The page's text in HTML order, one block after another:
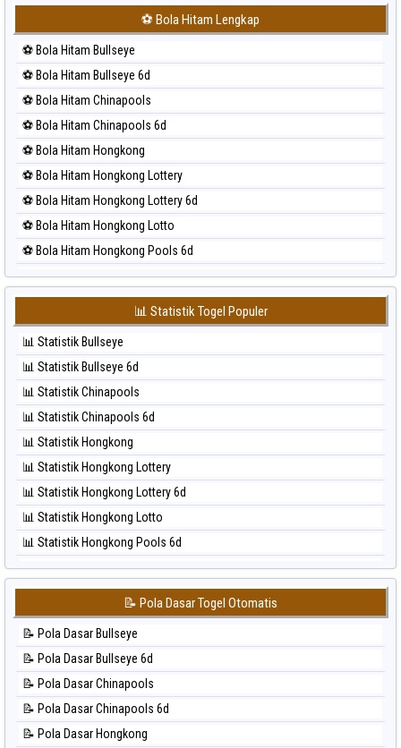
⚽ Bola Merah Japan 6d
⚽ Bola Merah Korea
⚽ Bola Merah Kuda Lari
⚽ Bola Merah Magnum Cambodia
⚽ Bola Merah Nagoya
⚽ Bola Merah North Carolina Day
⚽ Bola Merah Pcso
⚽ Bola Merah Sao Paulo
⚽ Bola Merah Singapore
⚽ Bola Merah Sydney
⚽ Bola Merah Sydney Lottery
⚽ Bola Merah Sydney Lottery 6d
⚽ Bola Merah Sydney Lotto
⚽ Bola Merah Sydney Pools 6d
⚽ Bola Merah Taipei
⚽ Bola Merah Taiwan
⚽ Bola Hitam Lengkap
⚽ Bola Hitam Bullseye
⚽ Bola Hitam Bullseye 6d
⚽ Bola Hitam Chinapools
⚽ Bola Hitam Chinapools 6d
⚽ Bola Hitam Hongkong
⚽ Bola Hitam Hongkong Lottery
⚽ Bola Hitam Hongkong Lottery 6d
⚽ Bola Hitam Hongkong Lotto
⚽ Bola Hitam Hongkong Pools 6d
⚽ Bola Hitam Japan
⚽ Bola Hitam Japan 6d
⚽ Bola Hitam Korea
⚽ Bola Hitam Kuda Lari
⚽ Bola Hitam Magnum Cambodia
⚽ Bola Hitam Nagoya
⚽ Bola Hitam North Carolina Day
⚽ Bola Hitam Pcso
⚽ Bola Hitam Sao Paulo
⚽ Bola Hitam Singapore
⚽ Bola Hitam Sydney
⚽ Bola Hitam Sydney Lottery
⚽ Bola Hitam Sydney Lottery 6d
⚽ Bola Hitam Sydney Lotto
⚽ Bola Hitam Sydney Pools 6d
⚽ Bola Hitam Taipei
⚽ Bola Hitam Taiwan
📊 Statistik Togel Populer
📊 Statistik Bullseye
📊 Statistik Bullseye 6d
📊 Statistik Chinapools
📊 Statistik Chinapools 6d
📊 Statistik Hongkong
📊 Statistik Hongkong Lottery
📊 Statistik Hongkong Lottery 6d
📊 Statistik Hongkong Lotto
📊 Statistik Hongkong Pools 6d
📊 Statistik Japan
📊 Statistik Japan 6d
📊 Statistik Korea
📊 Statistik Kuda Lari
📊 Statistik Magnum Cambodia
📊 Statistik Nagoya
📊 Statistik New York Midday
📊 Statistik North Carolina Day
📝 Pola Dasar Togel Otomatis
📝 Pola Dasar Bullseye
📝 Pola Dasar Bullseye 6d
📝 Pola Dasar Chinapools
📝 Pola Dasar Chinapools 6d
📝 Pola Dasar Hongkong